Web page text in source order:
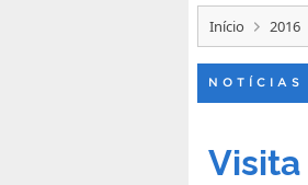
Início 2016
NOTÍCIAS